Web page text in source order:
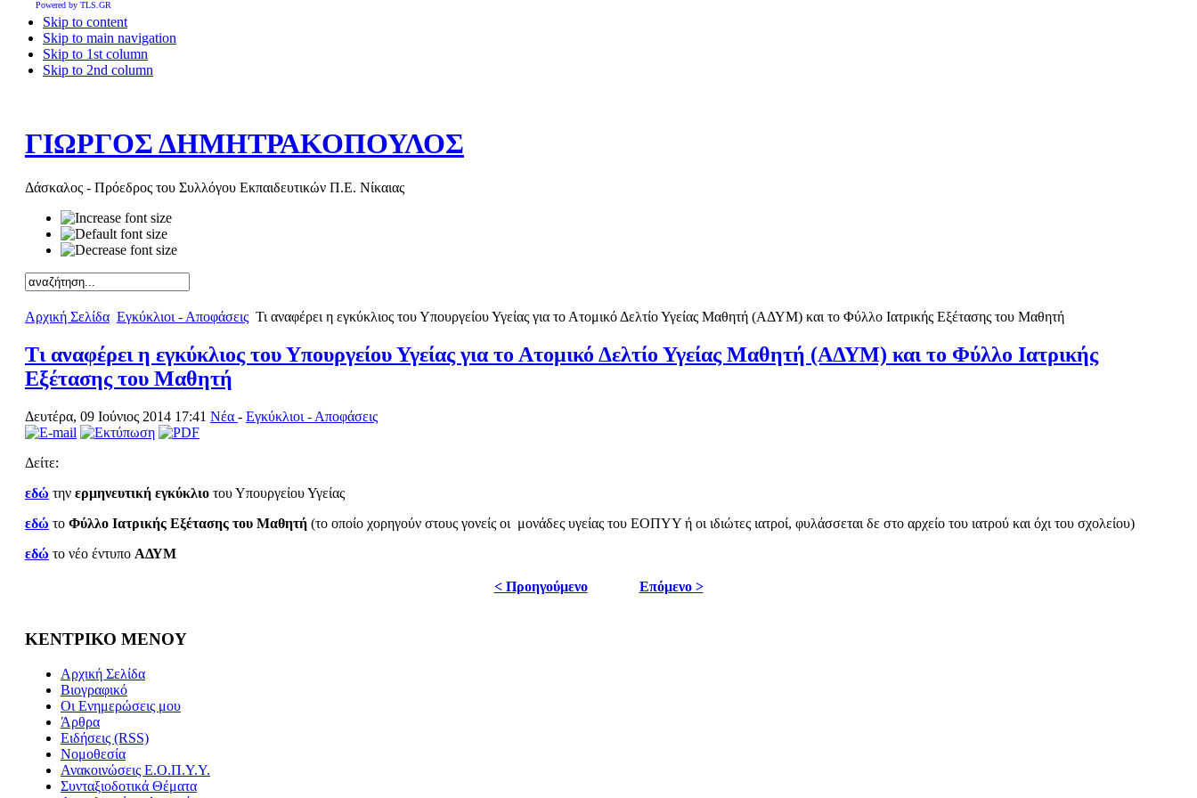
Skip to content
Skip to main navigation
Skip to 1st column
Skip to 2nd column
ΓΙΩΡΓΟΣ ΔΗΜΗΤΡΑΚΟΠΟΥΛΟΣ
Δάσκαλος - Πρόεδρος του Συλλόγου Εκπαιδευτικών Π.Ε. Νίκαιας
Αρχική Σελίδα Εγκύκλιοι - Αποφάσεις Τι αναφέρει η εγκύκλιος του Υπουργείου Υγείας για το Ατομικό Δελτίο Υγείας Μαθητή (ΑΔΥΜ) και το Φύλλο Ιατρικής Εξέτασης του Μαθητή
Τι αναφέρει η εγκύκλιος του Υπουργείου Υγείας για το Ατομικό Δελτίο Υγείας Μαθητή (ΑΔΥΜ) και το Φύλλο Ιατρικής
Εξέτασης του Μαθητή
Δευτέρα, 09 Ιούνιος 2014 17:41 Νέα - Εγκύκλιοι - Αποφάσεις
Δείτε:
εδώ την ερμηνευτική εγκύκλιοτου Υπουργείου Υγείας
εδώ το Φύλλο Ιατρικής Εξέτασης του Μαθητή(το οποίο χορηγούν στους γονείς οι μονάδες υγείας του ΕΟΠΥΥ ή οι ιδιώτες ιατροί, φυλάσσεται δε στο αρχείο του ιατρού και όχι του σχολείου)
εδώ το νέο έντυπο ΑΔΥΜ
< Προηγούμενο Επόμενο >
ΚΕΝΤΡΙΚΟ ΜΕΝΟΥ
Αρχική Σελίδα
Βιογραφικό
Οι Ενημερώσεις μου
Άρθρα
Ειδήσεις (RSS)
Νομοθεσία
Ανακοινώσεις Ε.Ο.Π.Υ.Υ.
Συνταξιοδοτικά Θέματα
Powered by TLS.GR